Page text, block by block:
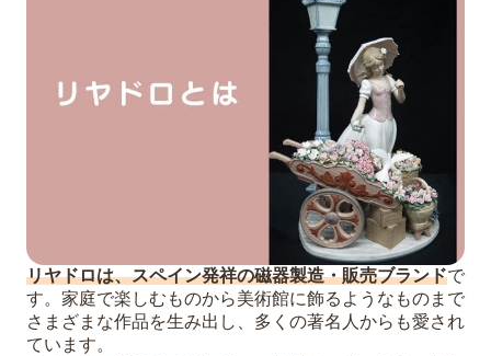
リヤドロは、スペイン発祥の磁器製造・販売ブランドで
す。家庭で楽しむものから美術館に飾るようなものまで
さまざまな作品を生み出し、多くの著名人からも愛され
ています。